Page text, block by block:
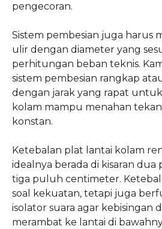
pengecoran.
Sistem pembesian juga harus
ulir dengan diameter yang
perhitungan beban teknis.
sistem pembesian rangkap
dengan jarak yang rapat
kolam mampu menahan
konstan.
Ketebalan plat lantai kolam
idealnya berada di kisaran
tiga puluh centimeter.
soal kekuatan, tetapi juga
isolator suara agar kebisingan
merambat ke lantai di